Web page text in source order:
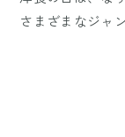
さまざまなジャ